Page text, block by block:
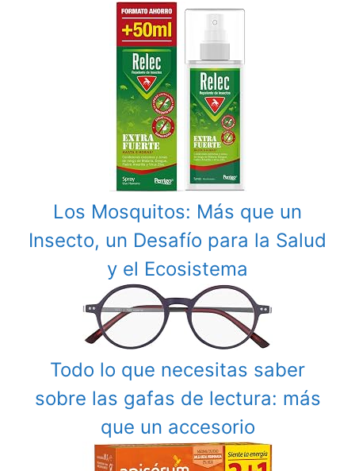
Los Mosquitos: Más que un
Insecto, un Desafío para la Salud
y el Ecosistema
Todo lo que necesitas saber
sobre las gafas de lectura: más
que un accesorio